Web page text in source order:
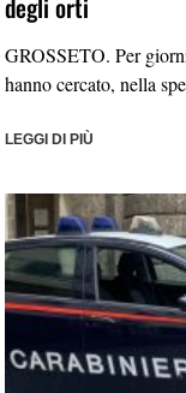
GROSSETO. Per
hanno cercato, nella
LEGGI DI PIÙ